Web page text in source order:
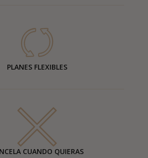
PLANES FLEXIBLES
CUANDO QUIERAS